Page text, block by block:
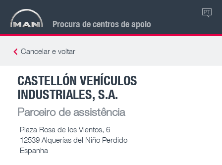
Procura de centros de apoio
PT
Cancelar e voltar
CASTELLÓN VEHÍCULOS
INDUSTRIALES, S.A.
Parceiro de assistência
Plaza Rosa de los Vientos, 6
12539 Alquerías del Niño Perdido
Espanha